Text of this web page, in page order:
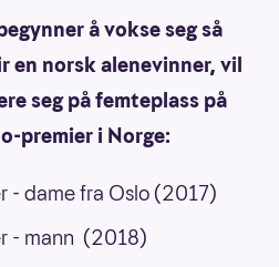
å vokse seg så
en norsk alenevinner, vil
seg på femteplass på
premier i Norge:
dame fra Oslo (2017)
- mann (2018)